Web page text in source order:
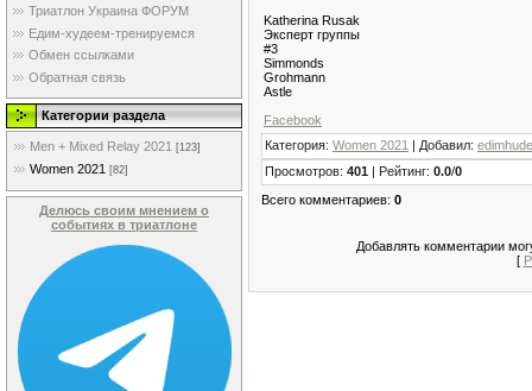
Триатлон Украина ФОРУМ
Едим-худеем-тренируемся
Обмен ссылками
Обратная связь
Категории раздела
Men + Mixed Relay 2021 [123]
Women 2021 [82]
Делюсь своим мнением о
событиях в триатлоне
Katherina Rusak
Эксперт группы
#3
Simmonds
Grohmann
Astle
Facebook
Категория: Women 2021 | Добавил:
Просмотров: 401 | Рейтинг: 0.0/0
Всего комментариев: 0
Добавлять комментарии
[